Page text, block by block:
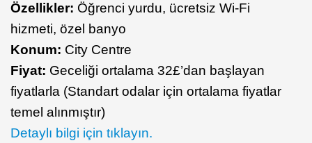
Özellikler: Öğrenci yurdu, ücretsiz Wi-Fi
hizmeti, özel banyo
Konum: City Centre
Fiyat: Geceliği ortalama 32£’dan başlayan
fiyatlarla (Standart odalar için ortalama fiyatlar
temel alınmıştır)
Detaylı bilgi için tıklayın.